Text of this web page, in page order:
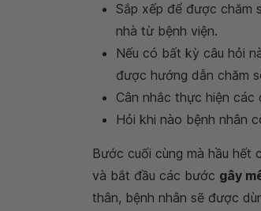
Sắp xếp để được chăm
nhà từ bệnh viện.
Nếu có bất kỳ câu hỏi
được hướng dẫn chăm
Cân nhắc thực hiện các
Hỏi khi nào bệnh nhân
Bước cuối cùng mà hầu hết
truyền tĩnh mạchvà bắt
yêu cầu gây mê toàn thân,